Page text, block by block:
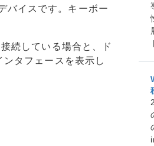
バイスです。キーボー
続している場合と、ド
タフェースを表示し